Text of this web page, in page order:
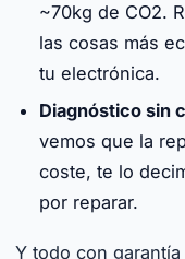
~70kg de CO2.
las cosas más
tu electrónica.
Diagnóstico sin
vemos que la
coste, te lo
por reparar.
Y todo con